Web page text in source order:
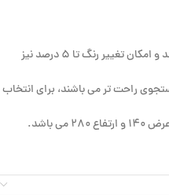
تصاویر پرده ها به صورت کامپیوتری می باشد و امکان تغییر رنگ تا ۵ درصد نیز
راحت تر می باشند، برای انتخاب
باشد.